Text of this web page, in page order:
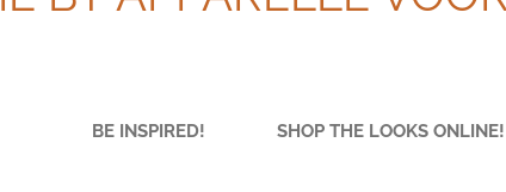
BE INSPIRED! SHOP THE LOOKS